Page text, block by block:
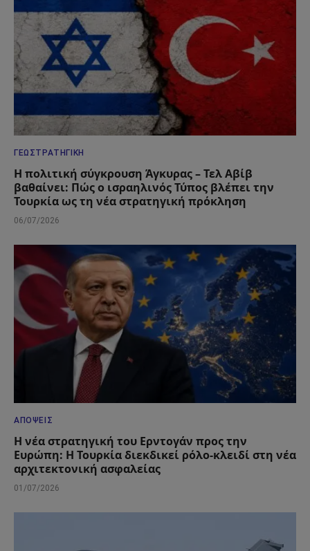
ΓΕΩΣΤΡΑΤΗΓΙΚΉ
Η πολιτική σύγκρουση Άγκυρας – Τελ Αβίβ
βαθαίνει: Πώς ο ισραηλινός Τύπος βλέπει την
Τουρκία ως τη νέα στρατηγική πρόκληση
06/07/2026
ΑΠΌΨΕΙΣ
Η νέα στρατηγική του Ερντογάν προς την
Ευρώπη: Η Τουρκία διεκδικεί ρόλο-κλειδί στη νέα
αρχιτεκτονική ασφαλείας
01/07/2026